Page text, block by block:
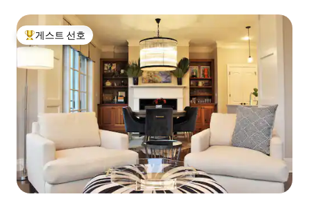
상위 게스트 선호
게스트 선호